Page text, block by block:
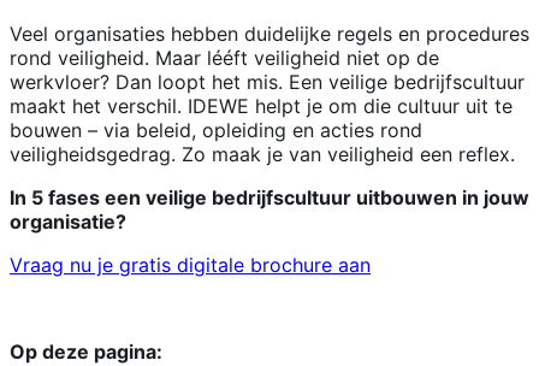
Veel organisaties hebben duidelijke regels en procedures
rond veiligheid. Maar lééft veiligheid niet op de
werkvloer? Dan loopt het mis. Een veilige bedrijfscultuur
maakt het verschil. IDEWE helpt je om die cultuur uit te
bouwen – via beleid, opleiding en acties rond
veiligheidsgedrag. Zo maak je van veiligheid een reflex.
In 5 fases een veilige bedrijfscultuur uitbouwen in jouw
organisatie?
Vraag nu je gratis digitale brochure aan
Op deze pagina: